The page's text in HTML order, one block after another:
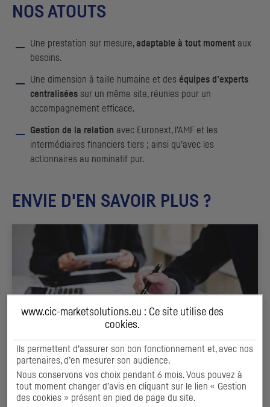
NOS ATOUTS
Une prestation sur mesure,adaptable à tout moment aux
besoins.
Une dimension à taille humaine et des équipes d’experts
centralisées sur un même site, réunies pour un
accompagnement efficace.
Gestion de la relation avec Euronext, l’AMF et les
intermédiaires financiers tiers ; ainsi qu’avec les
actionnaires au nominatif pur.
ENVIE D'EN SAVOIR PLUS ?
PLACEMENT DE TRÉSORERIE
www.cic-marketsolutions.eu : Ce site utilise des
cookies
Ils permettent d’assurer son bon fonctionnement et, avec nos
partenaires, d’en mesurer son audience.
Nous conservons vos choix pendant 6 mois. Vous pouvez à
tout moment changer d’avis en cliquant sur le lien « Gestion
des cookies » présent en pied de page du site.